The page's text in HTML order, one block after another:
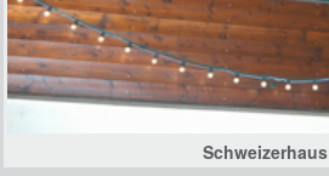
Schweizerhaus